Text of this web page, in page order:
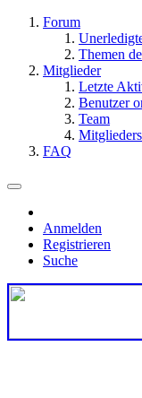
Forum
Themen
Mitglieder
Letzte
Benutzer
Team
FAQ
Anmelden
Registrieren
Suche